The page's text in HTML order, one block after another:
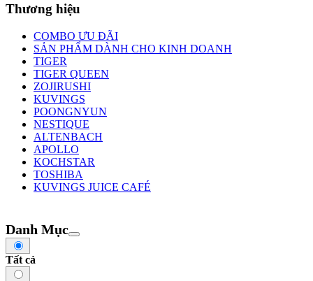
Thương hiệu
COMBO ƯU ĐÃI
SẢN PHẨM DÀNH CHO KINH DOANH
TIGER
TIGER QUEEN
ZOJIRUSHI
KUVINGS
POONGNYUN
NESTIQUE
ALTENBACH
APOLLO
KOCHSTAR
TOSHIBA
KUVINGS JUICE CAFÉ
Danh Mục
Tất cả